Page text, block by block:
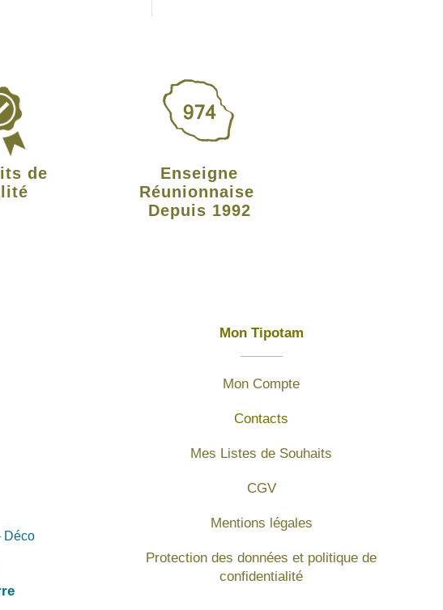
de
Enseigne
Réunionnaise
Depuis 1992
Déco
Mon Tipotam
Mon Compte
Contacts
Mes Listes de Souhaits
CGV
Mentions légales
Protection des données et politique de
confidentialité